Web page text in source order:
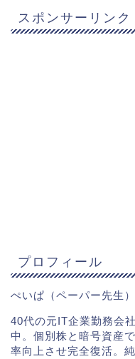
スポンサーリンク
プロフィール
ぺいぱ（ペーパー先生）
40代の元IT企業勤務会
中。個別株と暗号資産
率向上させ完全復活。